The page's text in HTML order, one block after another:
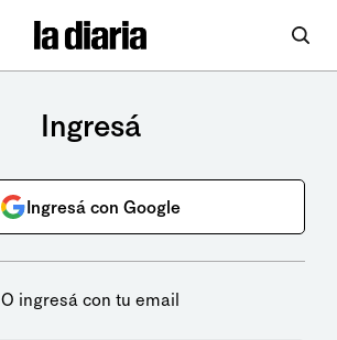
Ingresá
Ingresá con Google
O ingresá con tu email